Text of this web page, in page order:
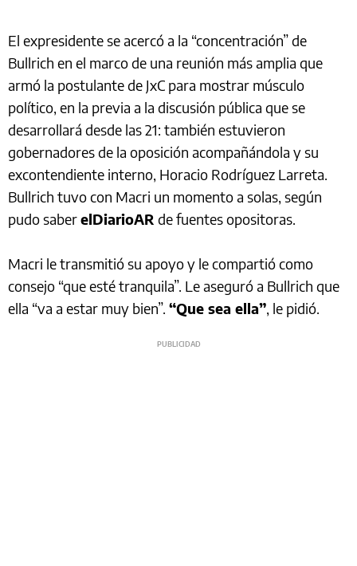
El expresidente se acercó a la “concentración” de
Bullrich en el marco de una reunión más amplia que
armó la postulante de JxC para mostrar músculo
político, en la previa a la discusión pública que se
desarrollará desde las 21: también estuvieron
gobernadores de la oposición acompañándola y su
excontendiente interno, Horacio Rodríguez Larreta.
Bullrich tuvo con Macri un momento a solas, según
pudo saberelDiarioAR de fuentes opositoras.
Macri le transmitió su apoyo y le compartió como
consejo “que esté tranquila”. Le aseguró a Bullrich que
ella “va a estar muy bien”. “Que sea ella”, le pidió.